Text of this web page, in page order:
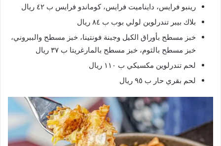
رينبو فرايس، دايناميت فرايس، كوماندو فرايس ب ٤٢ ريال
بلاك بيبر تندرلوين لولي بوب ب ٨٤ ريال
خبز مسطح بأوراق الكيل وجبنة فونتينا، خبز مسطح والببروني،
خبز مسطح بالثوم، خبز مسطح بالمارغريتا ب ٣٧ ريال
لحم تندرلوين مكسيكي ب ١١٠ ريال
لحم بقري حار ب ٩٥ ريال